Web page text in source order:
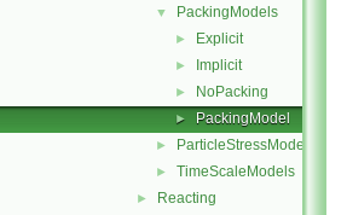
▼ PackingModels
► Explicit
► Implicit
► NoPacking
► PackingModel
► ParticleStressModels
► TimeScaleModels
► Reacting